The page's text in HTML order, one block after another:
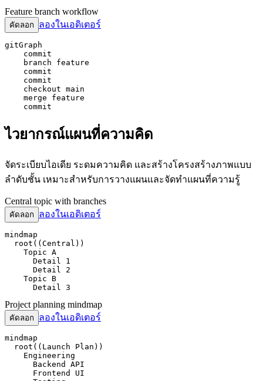
Feature branch workflow
คัดลอก ลองในเอดิเตอร์
gitGraph
    commit
    branch feature
    commit
    commit
    checkout main
    merge feature
    commit
ไวยากรณ์แผนที่ความคิด
จัดระเบียบไอเดีย ระดมความคิด และสร้างโครงสร้างภาพแบบ
ลำดับชั้น เหมาะสำหรับการวางแผนและจัดทำแผนที่ความรู้
Central topic with branches
คัดลอก ลองในเอดิเตอร์
mindmap
  root((Central))
    Topic A
      Detail 1
      Detail 2
    Topic B
      Detail 3
Project planning mindmap
คัดลอก ลองในเอดิเตอร์
mindmap
  root((Launch Plan))
    Engineering
      Backend API
      Frontend UI